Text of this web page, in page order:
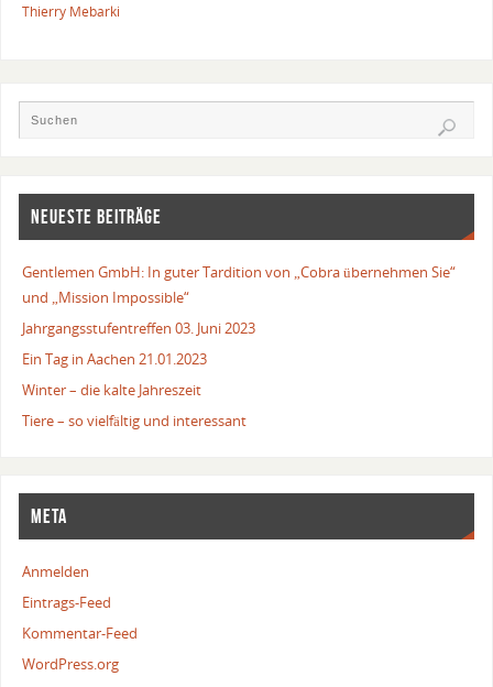
Thierry Mebarki
NEUESTE BEITRÄGE
Gentlemen GmbH: In guter Tardition von „Cobra übernehmen Sie“
und „Mission Impossible“
Jahrgangsstufentreffen 03. Juni 2023
Ein Tag in Aachen 21.01.2023
Winter – die kalte Jahreszeit
Tiere – so vielfältig und interessant
META
Anmelden
Eintrags-Feed
Kommentar-Feed
WordPress.org